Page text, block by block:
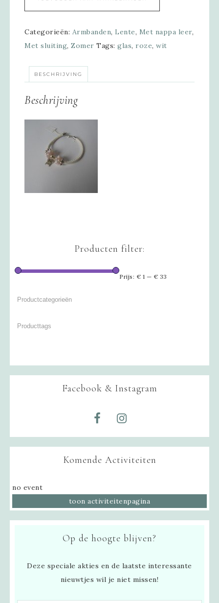
Categorieën: Armbanden, Lente, Met nappa leer,
Met sluiting, Zomer Tags: glas, roze, wit
BESCHRIJVING
Beschrijving
Producten filter:
Prijs: € 1 — € 33
Facebook & Instagram
Komende Activiteiten
no event
toon activiteitenpagina
Op de hoogte blijven?
Deze speciale akties en de laatste interessante
nieuwtjes wil je niet missen!